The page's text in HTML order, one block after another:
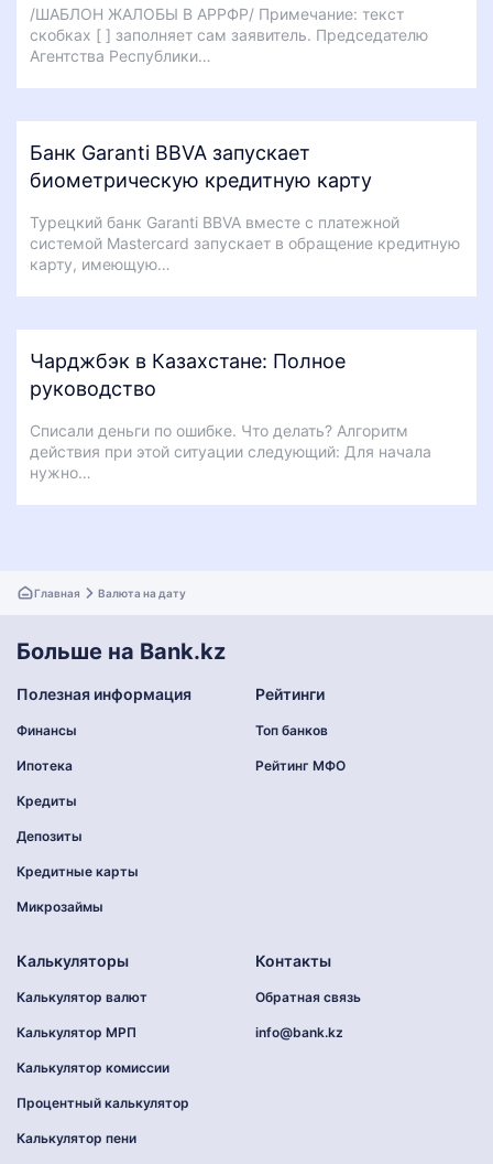
/ШАБЛОН ЖАЛОБЫ В АРРФР/ Примечание: текст
скобках [ ] заполняет сам заявитель. Председателю
Агентства Республики…
Банк Garanti BBVA запускает
биометрическую кредитную карту
Турецкий банк Garanti BBVA вместе с платежной
системой Mastercard запускает в обращение кредитную
карту, имеющую…
Чарджбэк в Казахстане: Полное
руководство
Списали деньги по ошибке. Что делать? Алгоритм
действия при этой ситуации следующий: Для начала
нужно…
Главная Валюта на дату
Больше на Bank.kz
Полезная информация
Финансы
Ипотека
Кредиты
Депозиты
Кредитные карты
Микрозаймы
Рейтинги
Топ банков
Рейтинг МФО
Калькуляторы
Калькулятор валют
Калькулятор МРП
Калькулятор комиссии
Процентный калькулятор
Калькулятор пени
Контакты
Обратная связь
info@bank.kz